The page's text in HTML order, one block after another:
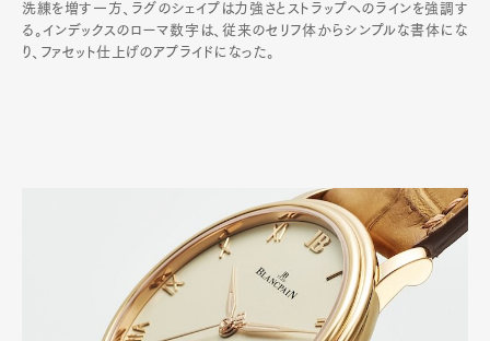
洗練を増す一方、ラグのシェイプは力強さとストラップへのラインを強調す
る。インデックスのローマ数字は、従来のセリフ体からシンプルな書体にな
り、ファセット仕上げのアプライドになった。